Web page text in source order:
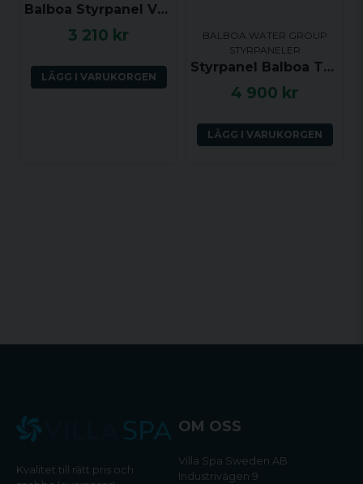
Balboa Styrpanel VL702S - Jets 1, Jets2, Blower, Mode, Light, Warm, Cool - 54652
3 210 kr
LÄGG I VARUKORGEN
BALBOA WATER GROUP
STYRPANELER
Styrpanel Balboa TP740
4 900 kr
LÄGG I VARUKORGEN
Kvalitet till rätt pris och
OM OSS
Villa Spa Sweden AB
Industrivägen 9